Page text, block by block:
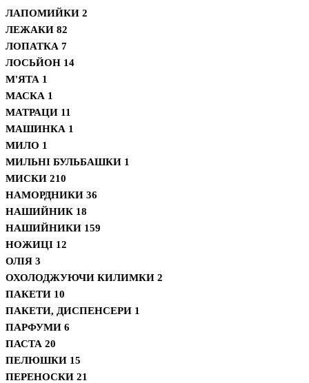
ЛАПОМИЙКИ 2
ЛЕЖАКИ 82
ЛОПАТКА 7
ЛОСЬЙОН 14
М'ЯТА 1
МАСКА 1
МАТРАЦИ 11
МАШИНКА 1
МИЛО 1
МИЛЬНІ БУЛЬБАШКИ 1
МИСКИ 210
НАМОРДНИКИ 36
НАШИЙНИК 18
НАШИЙНИКИ 159
НОЖИЦІ 12
ОЛІЯ 3
ОХОЛОДЖУЮЧИ КИЛИМКИ 2
ПАКЕТИ 10
ПАКЕТИ, ДИСПЕНСЕРИ 1
ПАРФУМИ 6
ПАСТА 20
ПЕЛЮШКИ 15
ПЕРЕНОСКИ 21